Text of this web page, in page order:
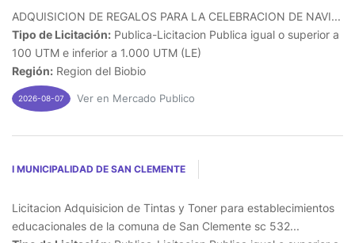
ADQUISICION DE REGALOS PARA LA CELEBRACION DE NAVI...
Tipo de Licitación: Publica-Licitacion Publica igual o superior a
100 UTM e inferior a 1.000 UTM (LE)
Región: Region del Biobio
2026-08-07 Ver en Mercado Publico
I MUNICIPALIDAD DE SAN CLEMENTE
Licitacion Adquisicion de Tintas y Toner para establecimientos
educacionales de la comuna de San Clemente sc 532...